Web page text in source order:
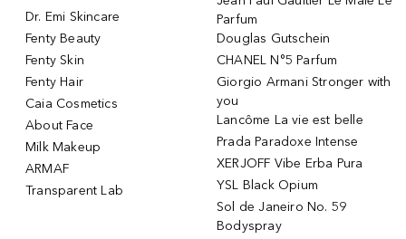
Dr. Emi Skincare
Fenty Beauty
Fenty Skin
Fenty Hair
Caia Cosmetics
About Face
Milk Makeup
ARMAF
Transparent Lab
Parfum
Douglas Gutschein
CHANEL N°5 Parfum
Giorgio Armani Stronger with
you
Lancôme La vie est belle
Prada Paradoxe Intense
XERJOFF Vibe Erba Pura
YSL Black Opium
Sol de Janeiro No. 59
Bodyspray